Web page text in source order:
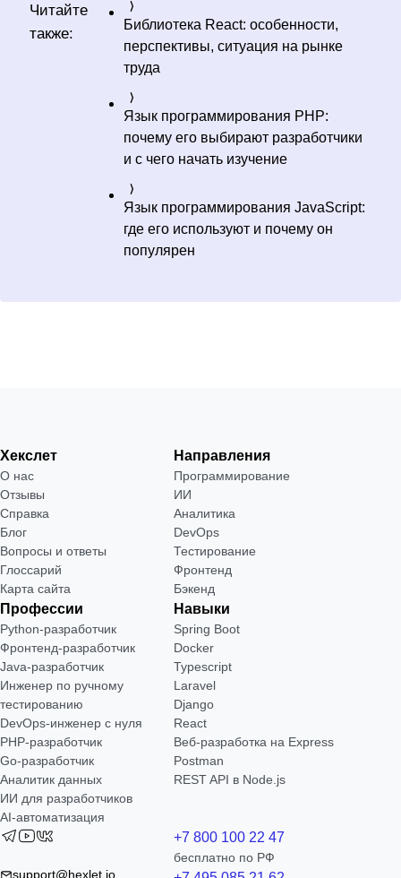
Читайте
также:
Библиотека React: особенности,
перспективы, ситуация на рынке
труда
Язык программирования PHP:
почему его выбирают разработчики
и с чего начать изучение
Язык программирования JavaScript:
где его используют и почему он
популярен
Хекслет
О нас
Отзывы
Справка
Блог
Вопросы и ответы
Глоссарий
Карта сайта
Направления
Программирование
ИИ
Аналитика
DevOps
Тестирование
Фронтенд
Бэкенд
Профессии
Python-разработчик
Фронтенд-разработчик
Java-разработчик
Инженер по ручному
тестированию
DevOps-инженер с нуля
РНР-разработчик
Go-разработчик
Аналитик данных
ИИ для разработчиков
AI-автоматизация
Навыки
Spring Boot
Docker
Typescript
Laravel
Django
React
Веб-разработка на Express
Postman
REST API в Node.js
support@hexlet.io
+7 800 100 22 47
бесплатно по РФ